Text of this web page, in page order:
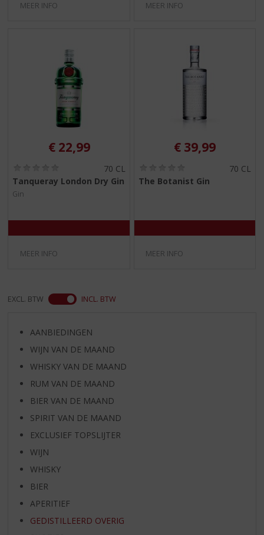
MEER INFO MEER INFO
€ 22,99
,
)
70 CL
Tanqueray London Dry Gin
Gin
MEER INFO
€ 39,99
,
)
70 CL
The Botanist Gin
MEER INFO
EXCL. BTW INCL. BTW
AANBIEDINGEN
WIJN VAN DE MAAND
WHISKY VAN DE MAAND
RUM VAN DE MAAND
BIER VAN DE MAAND
SPIRIT VAN DE MAAND
EXCLUSIEF TOPSLIJTER
WIJN
WHISKY
BIER
APERITIEF
GEDISTILLEERD OVERIG